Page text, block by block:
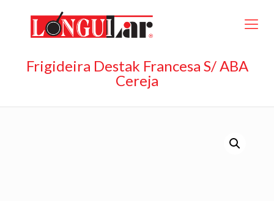
Frigideira Destak Francesa S/ ABA
Cereja